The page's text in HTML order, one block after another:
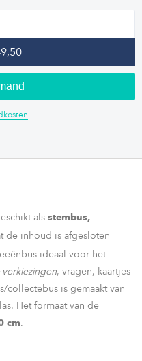
als stembus,
de inhoud is afgesloten
ideaal voor het
verkiezingen, vragen, kaartjes
collectebus is gemaakt van
Het formaat van de
cm.
kleinere variant en van